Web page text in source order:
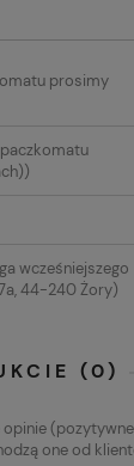
prosimy
wcześniejszego
44-240 Żory)
(0)
one od